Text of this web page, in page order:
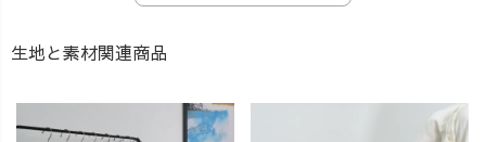
生地と素材関連商品